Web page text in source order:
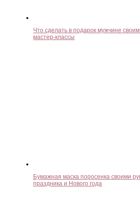
Что сделать в подарок мужчине
мастер-классы
Бумажная маска поросенка своими
праздника и Нового года